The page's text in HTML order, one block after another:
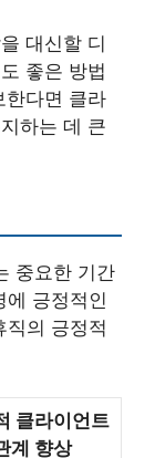
대신할 디
좋은 방법
한다면 클라
하는 데 큰
중요한 기간
에 긍정적인
직의 긍정적
클라이언트
계 향상